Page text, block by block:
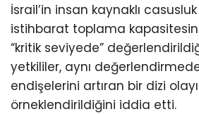
İsrail’in insan kaynaklı
istihbarat toplama
“kritik seviyede”
yetkililer, aynı değerlendirmede
endişelerini artıran bir dizi
örneklendirildiğini iddia etti.